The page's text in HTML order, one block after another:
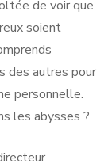
de voir que
soient
des autres pour
personnelle.
les abysses ?